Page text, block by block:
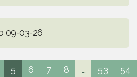
09-03-26
5 6 7 8 ... 53 54